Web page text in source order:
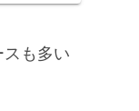
スも多い